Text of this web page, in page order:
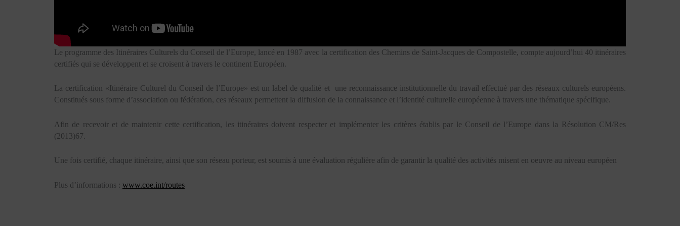
Le programme des Itinéraires Culturels du Conseil de l’Europe, lancé en 1987 avec la certification des Chemins de Saint-Jacques de Compostelle, compte aujourd’hui 40 itinéraires
certifiés qui se développent et se croisent à travers le continent Européen.
La certification «Itinéraire Culturel du Conseil de l’Europe» est un label de qualité et une reconnaissance institutionnelle du travail effectué par des réseaux culturels européens.
Constitués sous forme d’association ou fédération, ces réseaux permettent la diffusion de la connaissance et l’identité culturelle européenne à travers une thématique spécifique.
Afin de recevoir et de maintenir cette certification, les itinéraires doivent respecter et implémenter les critères établis par le Conseil de l’Europe dans la Résolution CM/Res
(2013)67.
Une fois certifié, chaque itinéraire, ainsi que son réseau porteur, est soumis à une évaluation régulière afin de garantir la qualité des activités misent en oeuvre au niveau européen
Plus d’informations : www.coe.int/routes